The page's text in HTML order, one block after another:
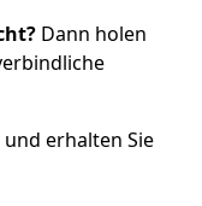
Dann holen
erhalten Sie